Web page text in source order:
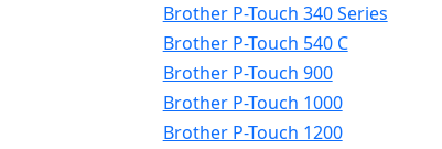
Brother P-Touch 340 Series
Brother P-Touch 540 C
Brother P-Touch 900
Brother P-Touch 1000
Brother P-Touch 1200